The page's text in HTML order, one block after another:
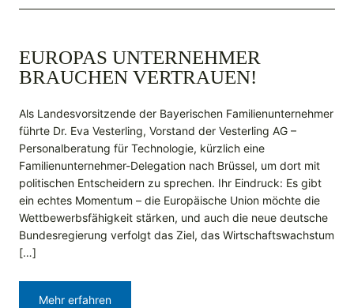
EUROPAS UNTERNEHMER
BRAUCHEN VERTRAUEN!
Als Landesvorsitzende der Bayerischen Familienunternehmer
führte Dr. Eva Vesterling, Vorstand der Vesterling AG –
Personalberatung für Technologie, kürzlich eine
Familienunternehmer-Delegation nach Brüssel, um dort mit
politischen Entscheidern zu sprechen. Ihr Eindruck: Es gibt
ein echtes Momentum – die Europäische Union möchte die
Wettbewerbsfähigkeit stärken, und auch die neue deutsche
Bundesregierung verfolgt das Ziel, das Wirtschaftswachstum
[…]
Mehr erfahren